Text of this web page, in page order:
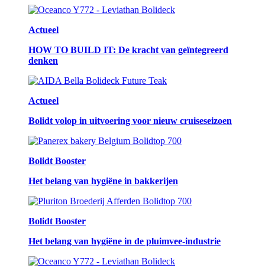
Actueel
HOW TO BUILD IT: De kracht van geïntegreerd
denken
Actueel
Bolidt volop in uitvoering voor nieuw cruiseseizoen
Bolidt Booster
Het belang van hygiëne in bakkerijen
Bolidt Booster
Het belang van hygiëne in de pluimvee-industrie